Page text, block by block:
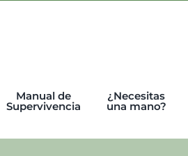
Manual de
Supervivencia
¿Necesitas
una mano?